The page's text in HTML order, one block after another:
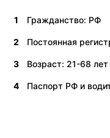
1 Гражданство: РФ
2 Постоянная
3 Возраст: 21-68 лет
4 Паспорт РФ и